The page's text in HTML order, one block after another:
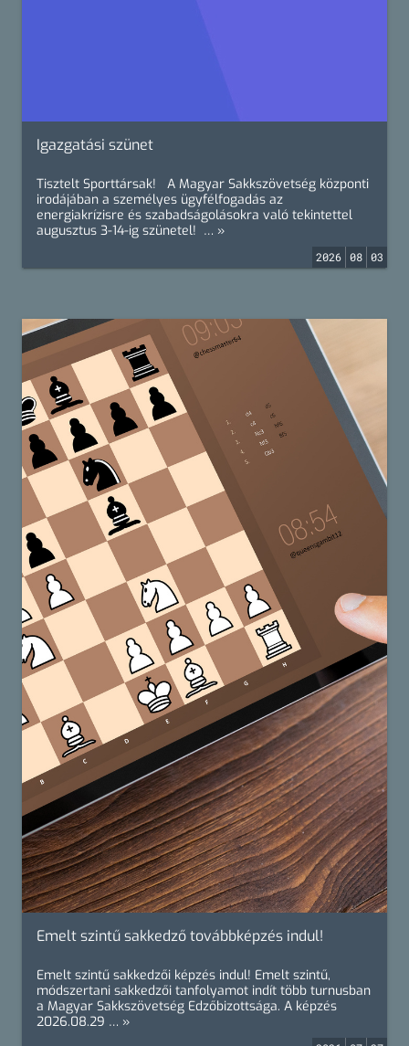
Igazgatási szünet
Tisztelt Sporttársak! A Magyar Sakkszövetség központi
irodájában a személyes ügyfélfogadás az
energiakrízisre és szabadságolásokra való tekintettel
augusztus 3-14-ig szünetel! … »
2026 08 03
Emelt szintű sakkedző továbbképzés indul!
Emelt szintű sakkedzői képzés indul! Emelt szintű,
módszertani sakkedzői tanfolyamot indít több turnusban
a Magyar Sakkszövetség Edzőbizottsága. A képzés
2026.08.29 … »